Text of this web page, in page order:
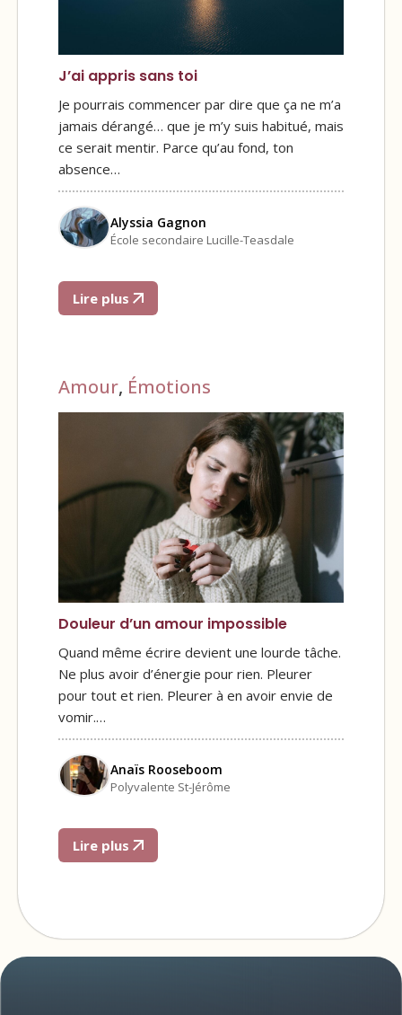
J’ai appris sans toi
Je pourrais commencer par dire que ça ne m’a
jamais dérangé… que je m’y suis habitué, mais
ce serait mentir. Parce qu’au fond, ton
absence…
Alyssia Gagnon
École secondaire Lucille-Teasdale
Lire plus
Amour, Émotions
Douleur d’un amour impossible
Quand même écrire devient une lourde tâche.
Ne plus avoir d’énergie pour rien. Pleurer
pour tout et rien. Pleurer à en avoir envie de
vomir.…
Anaïs Rooseboom
Polyvalente St-Jérôme
Lire plus